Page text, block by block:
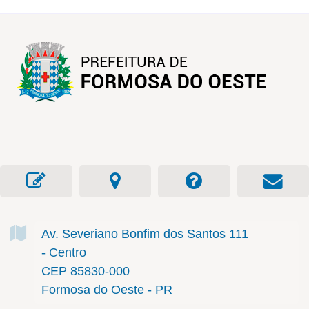
Av. Severiano Bonfim dos Santos 111
- Centro
CEP 85830-000
Formosa do Oeste - PR